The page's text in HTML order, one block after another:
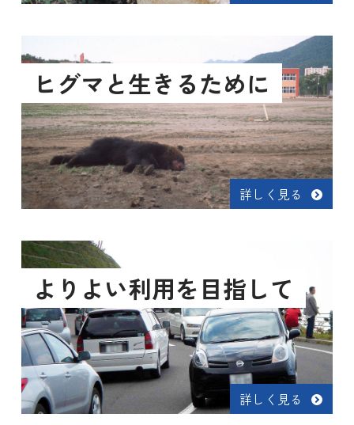
ヒグマと生きるために
詳しく見る
よりよい利用を目指して
詳しく見る